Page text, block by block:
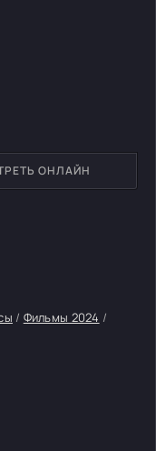
/ Фильмы 2024 /
ОНЛАЙН